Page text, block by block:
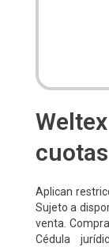
Aplican
Sujeto a
venta.
Cédula